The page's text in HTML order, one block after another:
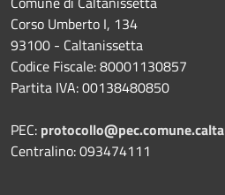
Corso Umberto I, 134
93100 - Caltanissetta
Codice Fiscale: 80001130857
Partita IVA: 00138480850
PEC:
Centralino: 093474111